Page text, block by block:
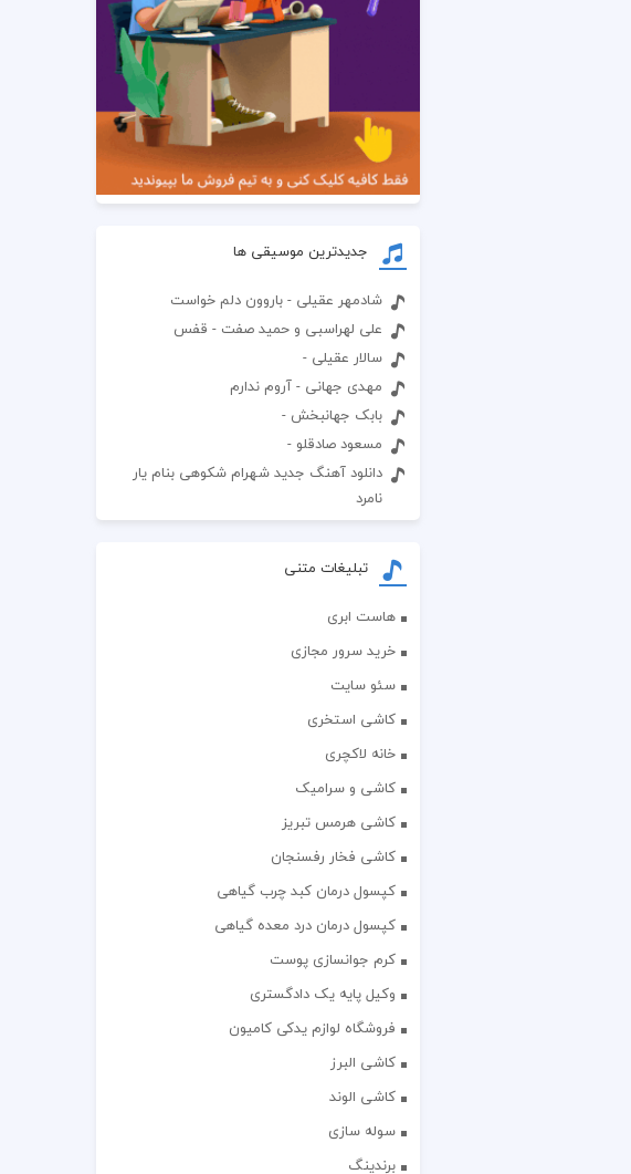
جدیدترین موسیقی ها
شادمهر عقیلی - باروون دلم خواست
علی لهراسبی و حمید صفت - قفس
سالار عقیلی -
مهدی جهانی - آروم ندارم
بابک جهانبخش -
مسعود صادقلو -
دانلود آهنگ جدید شهرام شکوهی بنام یار
نامرد
تبلیغات متنی
هاست ابری
خرید سرور مجازی
سئو سایت
کاشی استخری
خانه لاکچری
کاشی و سرامیک
کاشی هرمس تبریز
کاشی فخار رفسنجان
کپسول درمان کبد چرب گیاهی
کپسول درمان درد معده گیاهی
کرم جوانسازی پوست
وکیل پایه یک دادگستری
فروشگاه لوازم یدکی کامیون
کاشی البرز
کاشی الوند
سوله سازی
برندینگ